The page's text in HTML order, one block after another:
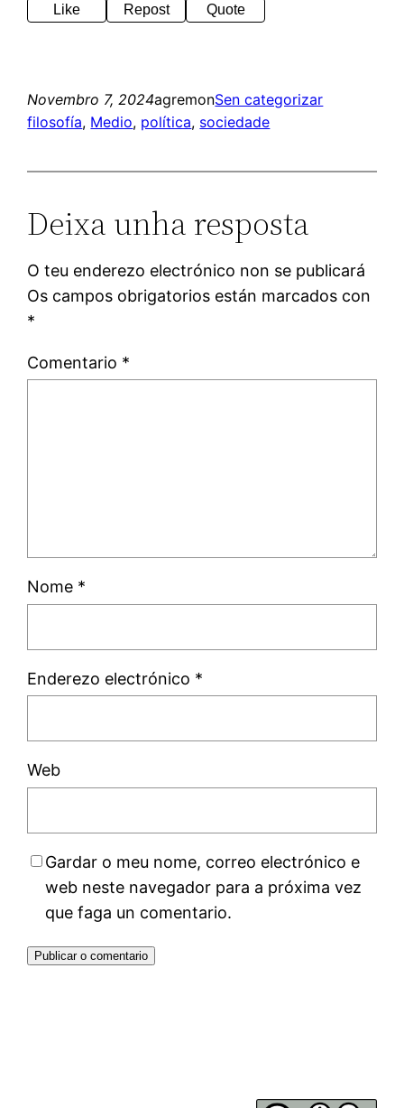
Like Repost Quote
Novembro 7, 2024agremonSen categorizar
filosofía, Medio, política, sociedade
Deixa unha resposta
O teu enderezo electrónico non se publicará
Os campos obrigatorios están marcados con
*
Comentario *
Nome *
Enderezo electrónico *
Web
Gardar o meu nome, correo electrónico e
web neste navegador para a próxima vez
que faga un comentario.